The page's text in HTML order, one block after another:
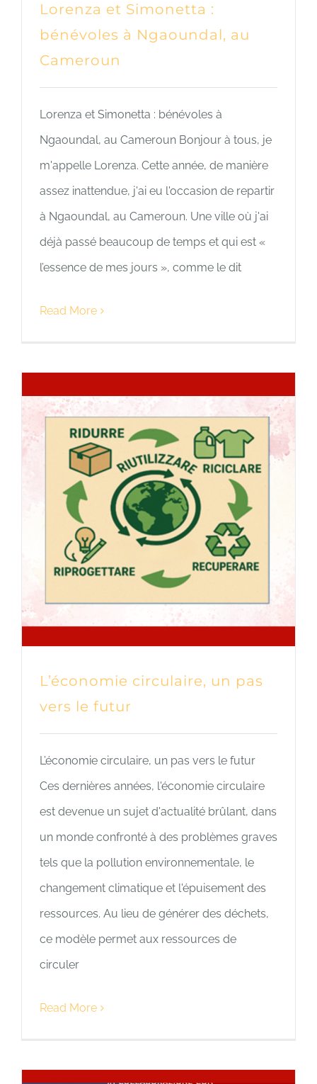
Lorenza et Simonetta :
bénévoles à Ngaoundal, au
Cameroun
Lorenza et Simonetta : bénévoles à
Ngaoundal, au Cameroun Bonjour à tous, je
m'appelle Lorenza. Cette année, de manière
assez inattendue, j'ai eu l'occasion de repartir
à Ngaoundal, au Cameroun. Une ville où j'ai
déjà passé beaucoup de temps et qui est «
l’essence de mes jours », comme le dit
Read More
L’économie circulaire, un pas
vers le futur
L’économie circulaire, un pas vers le futur
Ces dernières années, l'économie circulaire
est devenue un sujet d'actualité brûlant, dans
un monde confronté à des problèmes graves
tels que la pollution environnementale, le
changement climatique et l'épuisement des
ressources. Au lieu de générer des déchets,
ce modèle permet aux ressources de
circuler
Read More